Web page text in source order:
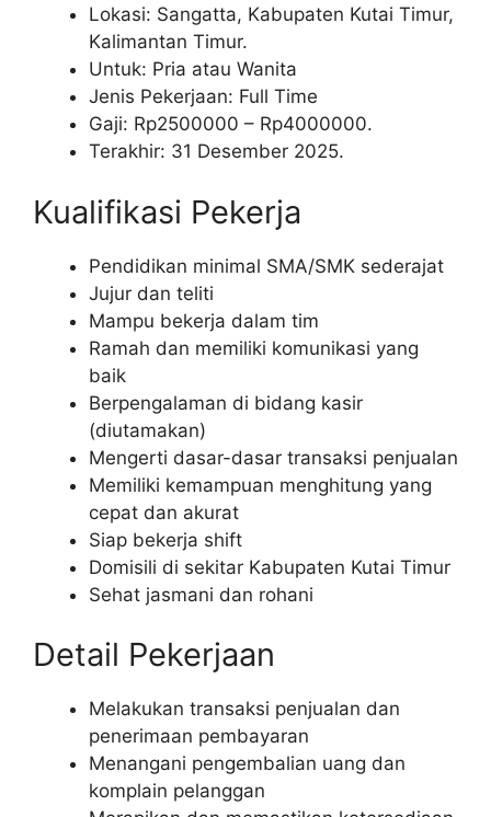
Lokasi: Sangatta, Kabupaten Kutai Timur,
Kalimantan Timur.
Untuk: Pria atau Wanita
Jenis Pekerjaan: Full Time
Gaji: Rp2500000 – Rp4000000.
Terakhir: 31 Desember 2025.
Kualifikasi Pekerja
Pendidikan minimal SMA/SMK sederajat
Jujur dan teliti
Mampu bekerja dalam tim
Ramah dan memiliki komunikasi yang
baik
Berpengalaman di bidang kasir
(diutamakan)
Mengerti dasar-dasar transaksi penjualan
Memiliki kemampuan menghitung yang
cepat dan akurat
Siap bekerja shift
Domisili di sekitar Kabupaten Kutai Timur
Sehat jasmani dan rohani
Detail Pekerjaan
Melakukan transaksi penjualan dan
penerimaan pembayaran
Menangani pengembalian uang dan
komplain pelanggan